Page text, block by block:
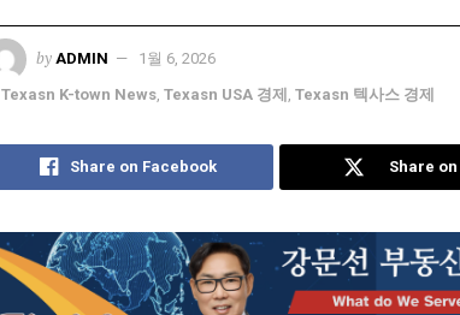
by ADMIN 1월 6, 2026
Texasn K-town News Texasn USA 경제 Texasn 텍사스 경제
Share on Facebook Share